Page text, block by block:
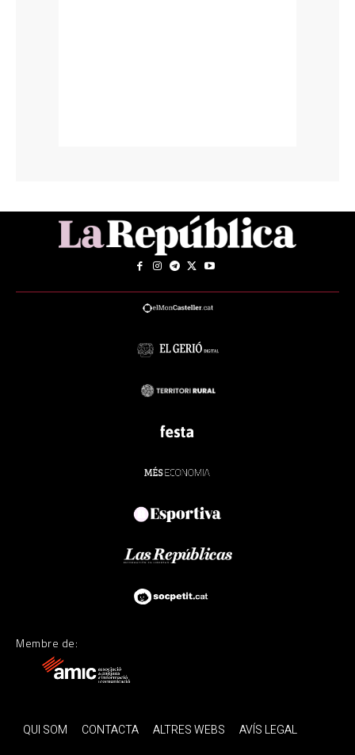
Membre de:
QUI SOM CONTACTA ALTRES WEBS
AVÍS LEGAL